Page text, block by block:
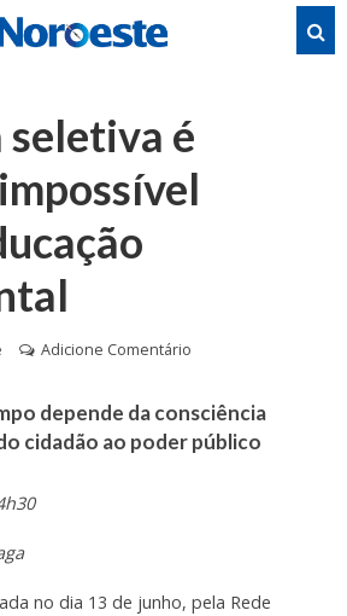
seletiva é
Adicione Comentário
depende da consciência
cidadão ao poder público
no dia 13 de junho, pela Rede